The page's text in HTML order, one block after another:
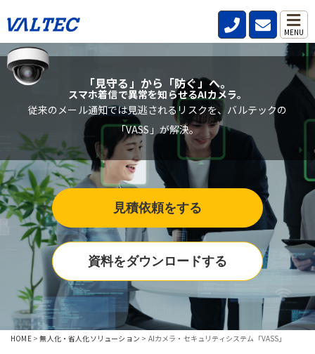
MENU
HOME>無人化・省人化ソリューション > AIカメラ・セキュリティシステム「VASS」
「見守る」から「防ぐ」へ。
スマホ着信で異常を知らせるAIカメラ。
従来のメール通知では見逃されるリスクを、バルテックの
「VASS」が解決。
見積依頼をする
資料をダウンロードする